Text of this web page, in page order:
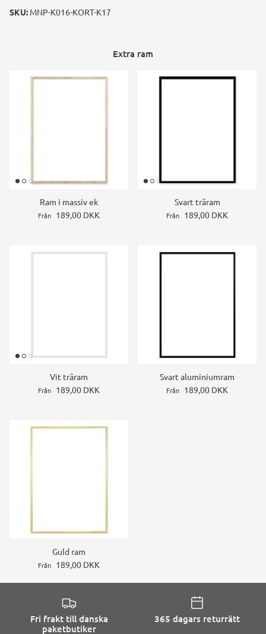
SKU: MNP-K016-KORT-K17
Extra ram
Ram i massiv ek
Från 189,00 DKK
Svart träram
Från 189,00 DKK
Vit träram
Från 189,00 DKK
Svart aluminiumram
Från 189,00 DKK
Guld ram
Från 189,00 DKK
Fri frakt till danska
paketbutiker
365 dagars returrätt